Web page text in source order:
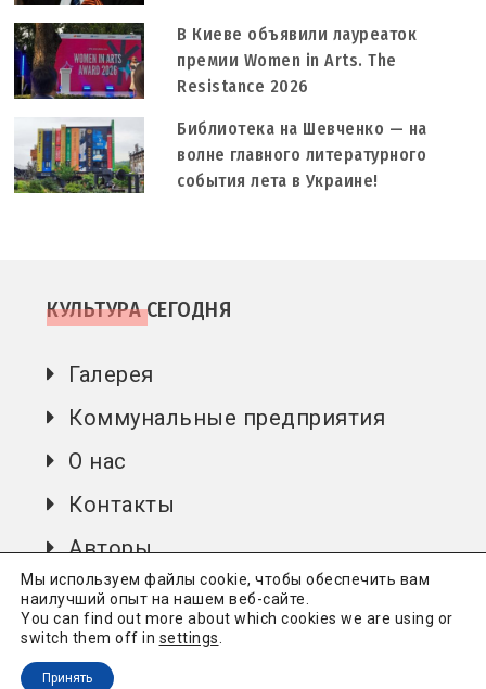
В Киеве объявили лауреаток
премии Women in Arts. The
Resistance 2026
Библиотека на Шевченко — на
волне главного литературного
события лета в Украине!
КУЛЬТУРА СЕГОДНЯ
Галерея
Коммунальные предприятия
О нас
Контакты
Авторы
Культура сьогодні
Мы используем файлы cookie, чтобы обеспечить вам
наилучший опыт на нашем веб-сайте.
You can find out more about which cookies we are using or
switch them off in settings
Принять